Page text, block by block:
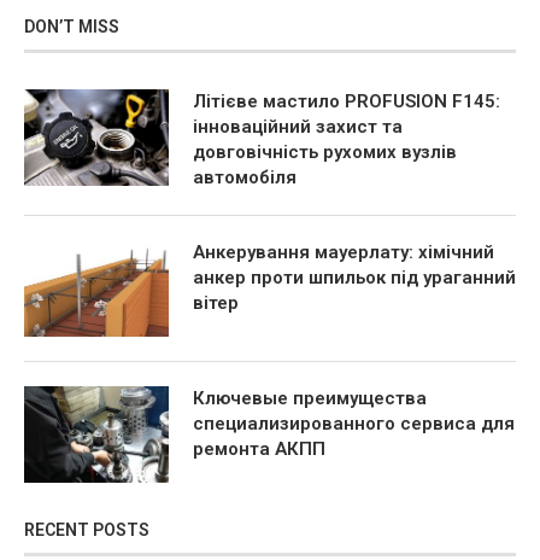
DON’T MISS
Літієве мастило PROFUSION F145:
інноваційний захист та
довговічність рухомих вузлів
автомобіля
Анкерування мауерлату: хімічний
анкер проти шпильок під ураганний
вітер
Ключевые преимущества
специализированного сервиса для
ремонта АКПП
RECENT POSTS